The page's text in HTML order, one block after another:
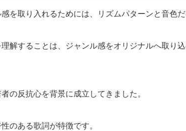
を取り入れるためには、リズムパターンと音色
解することは、ジャンル感をオリジナルへ取り
の反抗心を背景に成立してきました。
のある歌詞が特徴です。